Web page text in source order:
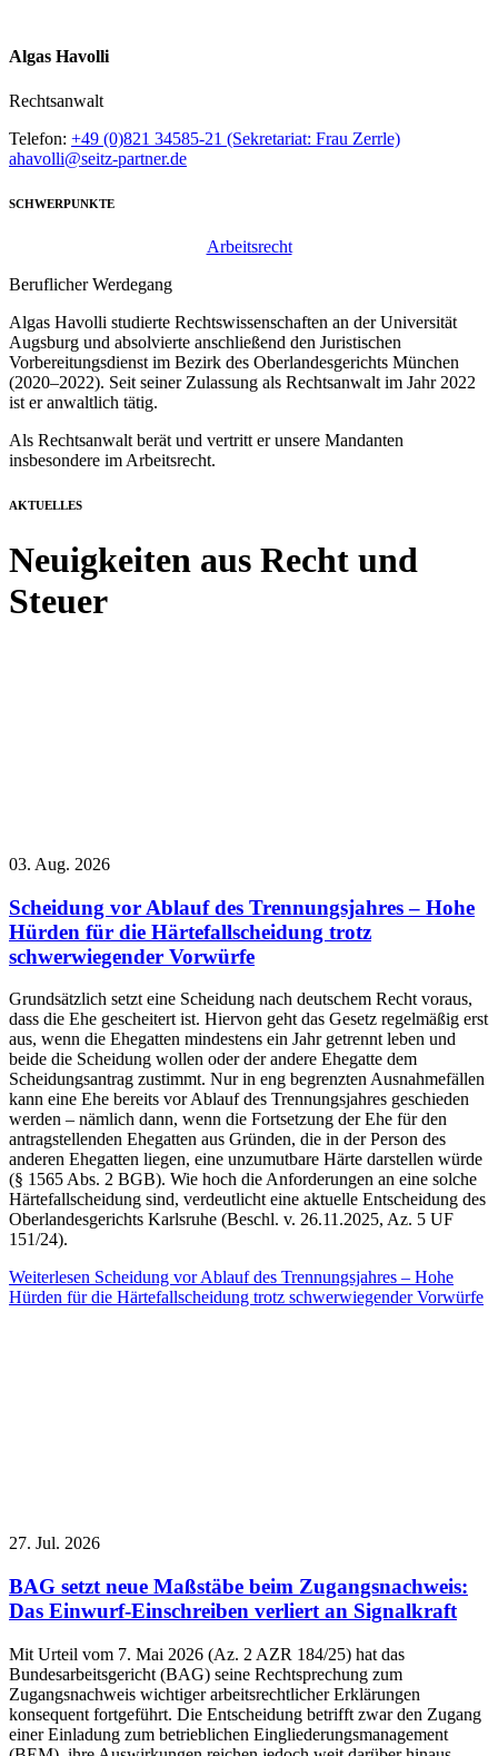
Algas Havolli
Rechtsanwalt
Telefon: +49 (0)821 34585-21 (Sekretariat: Frau Zerrle)
ahavolli@seitz-partner.de
SCHWERPUNKTE
Arbeitsrecht
Beruflicher Werdegang
Algas Havolli studierte Rechtswissenschaften an der Universität
Augsburg und absolvierte anschließend den Juristischen
Vorbereitungsdienst im Bezirk des Oberlandesgerichts München
(2020–2022). Seit seiner Zulassung als Rechtsanwalt im Jahr 2022
ist er anwaltlich tätig.
Als Rechtsanwalt berät und vertritt er unsere Mandanten
insbesondere im Arbeitsrecht.
AKTUELLES
Neuigkeiten aus Recht und
Steuer
03. Aug. 2026
Scheidung vor Ablauf des Trennungsjahres – Hohe
Hürden für die Härtefallscheidung trotz
schwerwiegender Vorwürfe
Grundsätzlich setzt eine Scheidung nach deutschem Recht voraus,
dass die Ehe gescheitert ist. Hiervon geht das Gesetz regelmäßig erst
aus, wenn die Ehegatten mindestens ein Jahr getrennt leben und
beide die Scheidung wollen oder der andere Ehegatte dem
Scheidungsantrag zustimmt. Nur in eng begrenzten Ausnahmefällen
kann eine Ehe bereits vor Ablauf des Trennungsjahres geschieden
werden – nämlich dann, wenn die Fortsetzung der Ehe für den
antragstellenden Ehegatten aus Gründen, die in der Person des
anderen Ehegatten liegen, eine unzumutbare Härte darstellen würde
(§ 1565 Abs. 2 BGB). Wie hoch die Anforderungen an eine solche
Härtefallscheidung sind, verdeutlicht eine aktuelle Entscheidung des
Oberlandesgerichts Karlsruhe (Beschl. v. 26.11.2025, Az. 5 UF
151/24).
Weiterlesen Scheidung vor Ablauf des Trennungsjahres – Hohe
Hürden für die Härtefallscheidung trotz schwerwiegender Vorwürfe
27. Jul. 2026
BAG setzt neue Maßstäbe beim Zugangsnachweis:
Das Einwurf-Einschreiben verliert an Signalkraft
Mit Urteil vom 7. Mai 2026 (Az. 2 AZR 184/25) hat das
Bundesarbeitsgericht (BAG) seine Rechtsprechung zum
Zugangsnachweis wichtiger arbeitsrechtlicher Erklärungen
konsequent fortgeführt. Die Entscheidung betrifft zwar den Zugang
einer Einladung zum betrieblichen Eingliederungsmanagement